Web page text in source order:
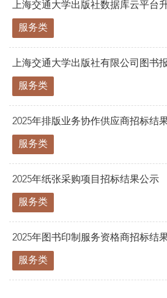
上海交通大学出版社数据库云平台
服务类
上海交通大学出版社有限公司图书
服务类
2025年排版业务协作供应商招标结
服务类
2025年纸张采购项目招标结果公示
服务类
2025年图书印制服务资格商招标结
服务类